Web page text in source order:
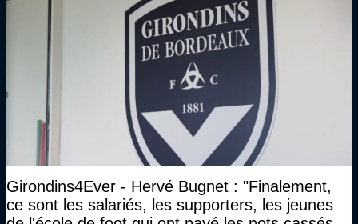
Girondins4Ever - Hervé Bugnet : "Finalement,
ce sont les salariés, les supporters, les jeunes